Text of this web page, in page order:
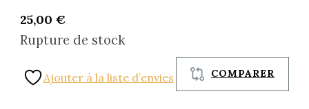
25,00 €
Rupture de stock
Ajouter à la liste d’envies COMPARER